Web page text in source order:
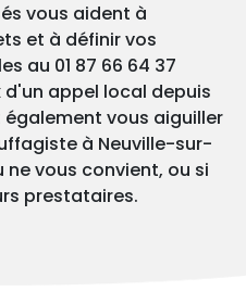
vous aident à
et à définir vos
au 01 87 66 64 37
appel local depuis
vous aiguiller
à Neuville-sur-
ne vous convient, ou si
prestataires.